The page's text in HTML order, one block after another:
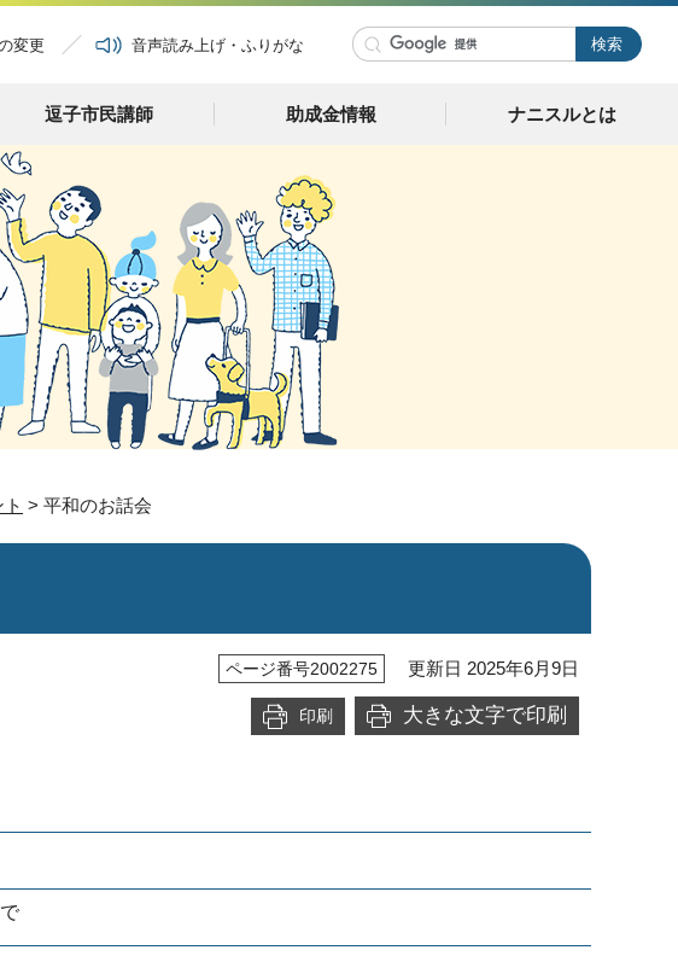
変更 音声読み上げ・ふりがな
逗子市民講師 助成金情報 ナニスルとは
> 平和のお話会
ページ番号2002275 更新日 2025年6月9日
印刷 大きな文字で印刷